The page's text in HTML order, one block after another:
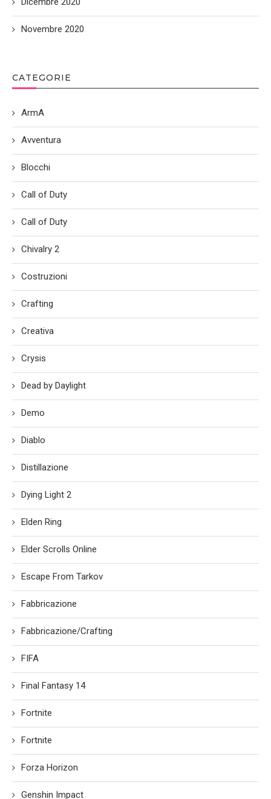
Novembre 2020
CATEGORIE
ArmA
Avventura
Blocchi
Call of Duty
Call of Duty
Chivalry 2
Costruzioni
Crafting
Creativa
Crysis
Dead by Daylight
Demo
Diablo
Distillazione
Dying Light 2
Elden Ring
Elder Scrolls Online
Escape From Tarkov
Fabbricazione
Fabbricazione/Crafting
FIFA
Final Fantasy 14
Fortnite
Fortnite
Forza Horizon
Genshin Impact